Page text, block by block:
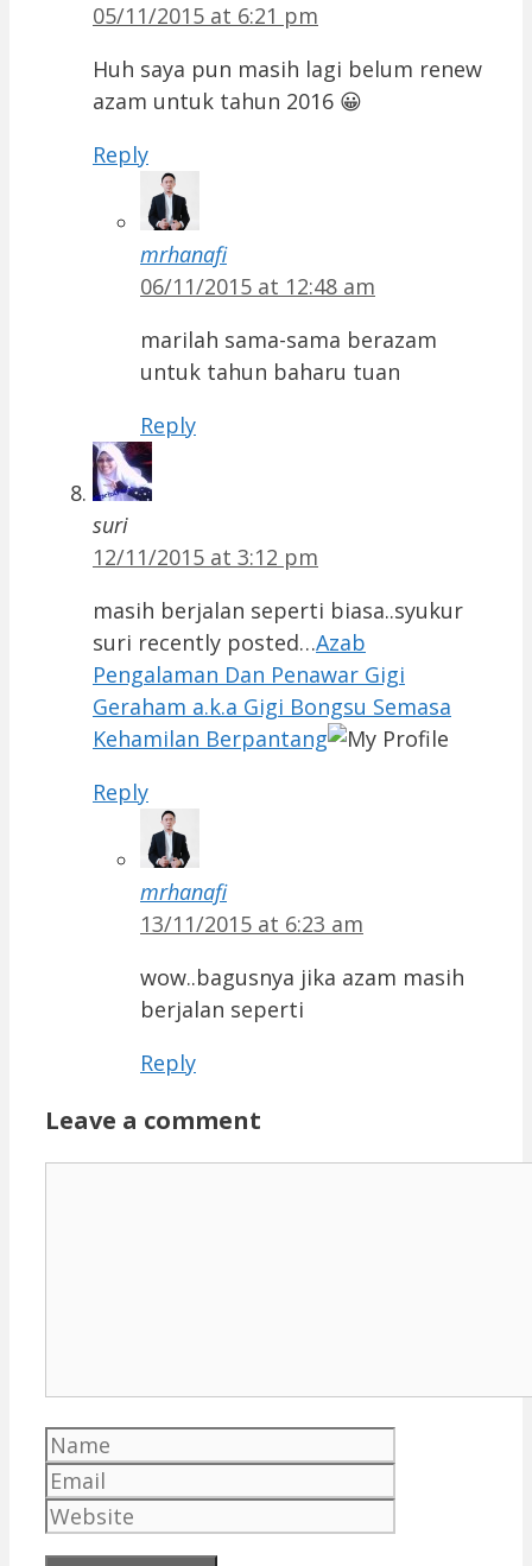
05/11/2015 at 6:21 pm
Huh saya pun masih lagi belum renew
azam untuk tahun 2016 😀
Reply
mrhanafi
06/11/2015 at 12:48 am
marilah sama-sama berazam
untuk tahun baharu tuan
Reply
suri
12/11/2015 at 3:12 pm
masih berjalan seperti biasa..syukur
suri recently posted…Azab
Pengalaman Dan Penawar Gigi
Geraham a.k.a Gigi Bongsu Semasa
Kehamilan Berpantang
Reply
mrhanafi
13/11/2015 at 6:23 am
wow..bagusnya jika azam masih
berjalan seperti
Reply
Leave a comment
Name